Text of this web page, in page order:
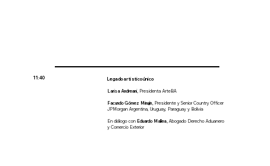
Legado artístico único
Larisa Andreani, Presidenta ArteBA
Facundo Gómez Minujín, Presidente y Senior Country Officer
JPMorgan Argentina, Uruguay, Paraguay y Bolivia
En diálogo con Eduardo Mallea,Abogado Derecho Aduanero
y Comercio Exterior
11:40